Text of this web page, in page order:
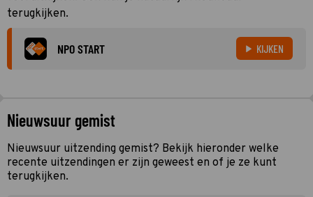
terugkijken.
NPO START KIJKEN
Nieuwsuur gemist
Nieuwsuur uitzending gemist? Bekijk hieronder welke
recente uitzendingen er zijn geweest en of je ze kunt
terugkijken.